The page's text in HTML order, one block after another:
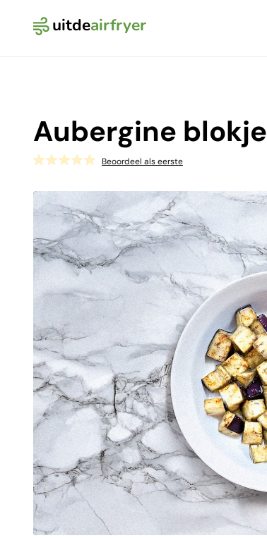
uitdeairfryerLogo Uit de Airfryer
Aubergine
Beoordeel als eerste